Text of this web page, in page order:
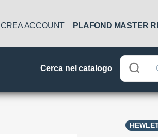
CREA ACCOUNT PLAFOND MASTER
Cerca nel catalogo